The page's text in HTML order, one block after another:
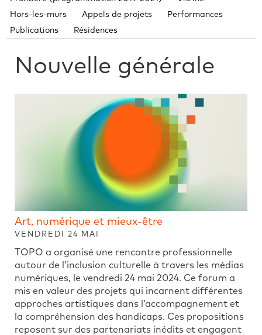
Hors-les-murs
Appels de projets
Performances
Publications
Résidences
Nouvelle générale
Art, numérique et mieux-être
VENDREDI 24 MAI
TOPO a organisé une rencontre professionnelle
autour de l’inclusion culturelle à travers les médias
numériques, le vendredi 24 mai 2024. Ce forum a
mis en valeur des projets qui incarnent différentes
approches artistiques dans l’accompagnement et
la compréhension des handicaps. Ces propositions
reposent sur des partenariats inédits et engagent